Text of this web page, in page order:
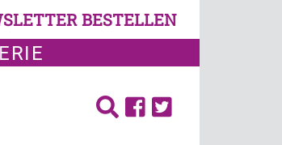
BESTELLEN